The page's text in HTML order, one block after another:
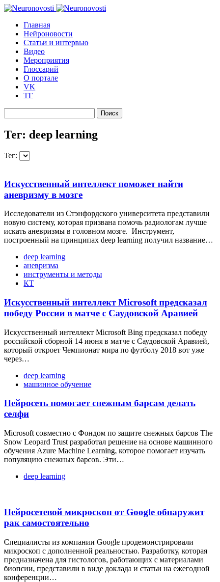
Главная
Нейроновости
Статьи и интервью
Видео
Мероприятия
Глоссарий
О портале
VK
ТГ
Тег: deep learning
Тег:
Искусственный интеллект поможет найти
аневризму в мозге
Исследователи из Стэнфордского университета представили
новую систему, которая призвана помочь радиологам лучше
искать аневризмы в головном мозге. Инструмент,
построенный на принципах deep learning получил название…
deep learning
аневризма
инструменты и методы
КТ
Искусственный интеллект Microsoft предсказал
победу России в матче с Саудовской Аравией
Искусственный интеллект Microsoft Bing предсказал победу
российской сборной 14 июня в матче с Саудовской Аравией,
который откроет Чемпионат мира по футболу 2018 вот уже
через…
deep learning
машинное обучение
Нейросеть помогает снежным барсам делать
селфи
Microsoft совместно с Фондом по защите снежных барсов The
Snow Leopard Trust разработал решение на основе машинного
обучения Azure Machine Learning, которое помогает изучать
популяцию снежных барсов. Эти…
deep learning
Нейросетевой микроскоп от Google обнаружит
рак самостоятельно
Специалисты из компании Google продемонстрировали
микроскоп с дополненной реальностью. Разработку, которая
предназначена для гистологов, работающих с материалами
биопсии, представили в виде доклада и статьи на ежегодной
конференции…